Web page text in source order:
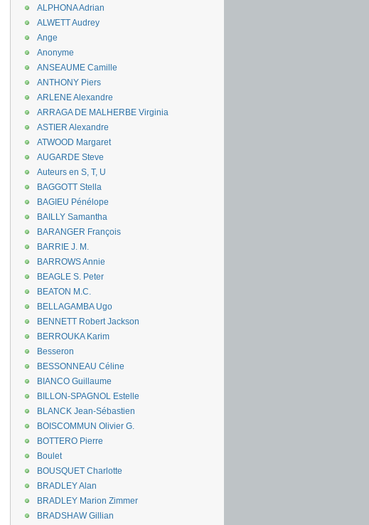
ALPHONA Adrian
ALWETT Audrey
Ange
Anonyme
ANSEAUME Camille
ANTHONY Piers
ARLENE Alexandre
ARRAGA DE MALHERBE Virginia
ASTIER Alexandre
ATWOOD Margaret
AUGARDE Steve
Auteurs en S, T, U
BAGGOTT Stella
BAGIEU Pénélope
BAILLY Samantha
BARANGER François
BARRIE J. M.
BARROWS Annie
BEAGLE S. Peter
BEATON M.C.
BELLAGAMBA Ugo
BENNETT Robert Jackson
BERROUKA Karim
Besseron
BESSONNEAU Céline
BIANCO Guillaume
BILLON-SPAGNOL Estelle
BLANCK Jean-Sébastien
BOISCOMMUN Olivier G.
BOTTERO Pierre
Boulet
BOUSQUET Charlotte
BRADLEY Alan
BRADLEY Marion Zimmer
BRADSHAW Gillian